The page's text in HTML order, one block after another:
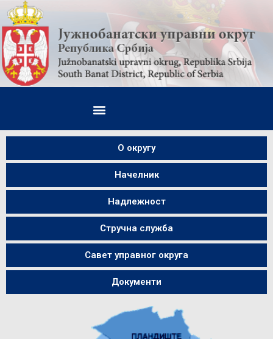
О округу
Начелник
Надлежност
Стручна служба
Савет управнoг округа
Документи